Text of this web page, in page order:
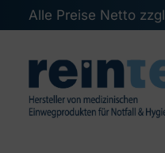
Alle Preise Netto